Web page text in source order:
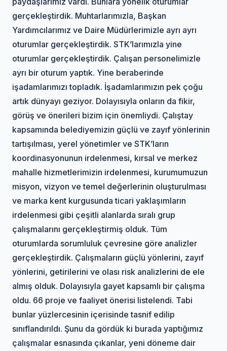
gerçekleştirdik. Muhtarlarımızla, Başkan
Yardımcılarımız ve Daire Müdürlerimizle ayrı ayrı
oturumlar gerçekleştirdik. STK’larımızla yine
oturumlar gerçekleştirdik. Çalışan personelimizle
ayrı bir oturum yaptık. Yine beraberinde
işadamlarımızı topladık. İşadamlarımızın pek çoğu
artık dünyayı geziyor. Dolayısıyla onların da fikir,
görüş ve önerileri bizim için önemliydi. Çalıştay
kapsamında belediyemizin güçlü ve zayıf yönlerinin
tartışılması, yerel yönetimler ve STK’ların
koordinasyonunun irdelenmesi, kırsal ve merkez
mahalle hizmetlerimizin irdelenmesi, kurumumuzun
misyon, vizyon ve temel değerlerinin oluşturulması
ve marka kent kurgusunda ticari yaklaşımların
irdelenmesi gibi çeşitli alanlarda sıralı grup
çalışmalarını gerçekleştirmiş olduk. Tüm
oturumlarda sorumluluk çevresine göre analizler
gerçekleştirdik. Çalışmaların güçlü yönlerini, zayıf
yönlerini, getirilerini ve olası risk analizlerini de ele
almış olduk. Dolayısıyla gayet kapsamlı bir çalışma
oldu. 66 proje ve faaliyet önerisi listelendi. Tabi
bunlar yüzlercesinin içerisinde tasnif edilip
sınıflandırıldı. Şunu da gördük ki burada yaptığımız
çalışmalar esnasında çıkanlar, yeni döneme dair